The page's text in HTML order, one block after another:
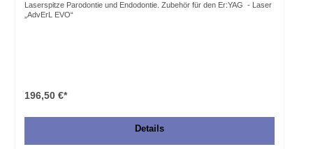
Laserspitze Parodontie und Endodontie. Zubehör für den Er:YAG - Laser
„AdvErL EVO“
196,50 €*
Details